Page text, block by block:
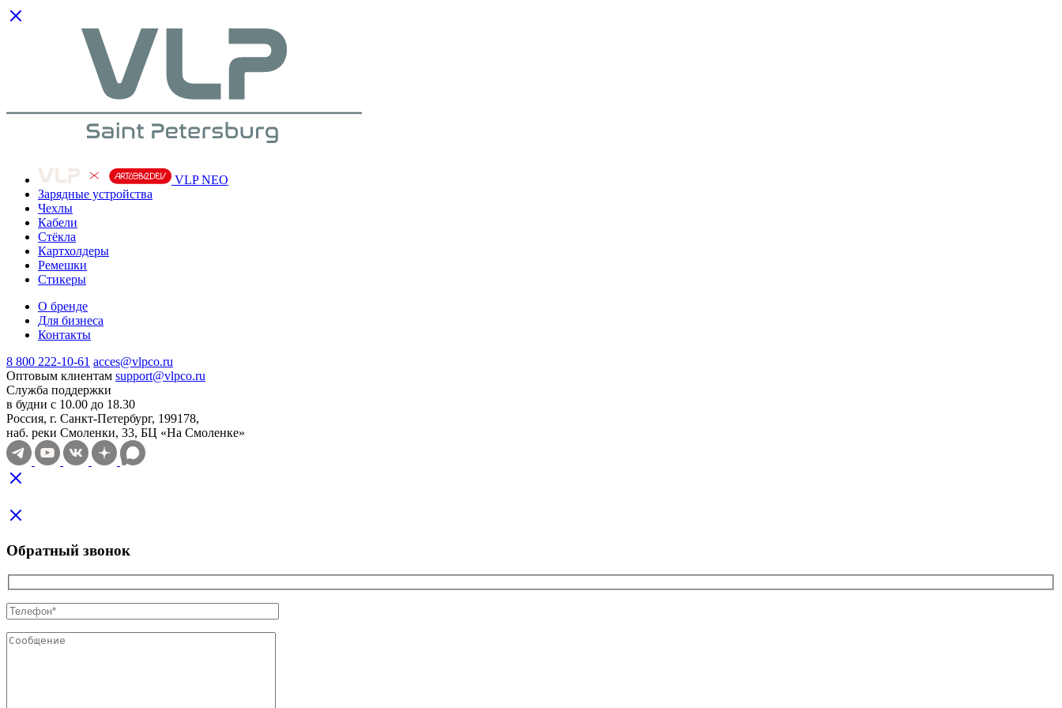
VLP NEO
Зарядные устройства
Чехлы
Кабели
Cтёкла
Картхолдеры
Ремешки
Стикеры
О бренде
Для бизнеса
Контакты
8 800 222-10-61 acces@vlpco.ru
Оптовым клиентам support@vlpco.ru
Служба поддержки
в будни с 10.00 до 18.30
Россия, г. Санкт-Петербург, 199178,
наб. реки Смоленки, 33, БЦ «На Смоленке»
Обратный звонок